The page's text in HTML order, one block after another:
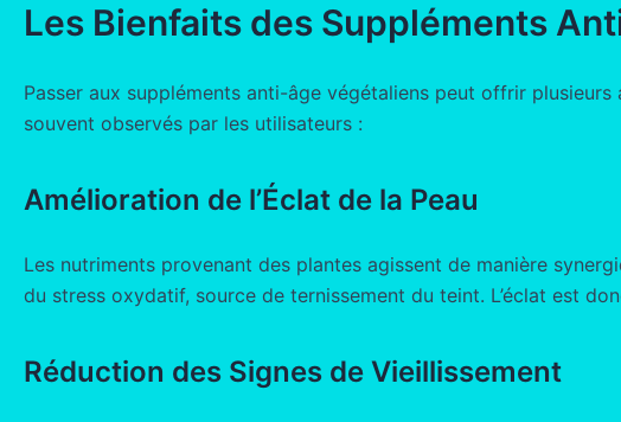
Les Bienfaits des Suppléments
Passer aux suppléments anti-âge végétaliens peut offrir
souvent observés par les utilisateurs :
Amélioration de l’Éclat de la Peau
Les nutriments provenant des plantes agissent de manière
du stress oxydatif, source de ternissement du teint. L’éclat est
Réduction des Signes de Vieillissement